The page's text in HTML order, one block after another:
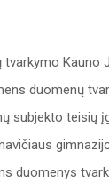
Kauno
duomenų
subjekto teisių
duomenys